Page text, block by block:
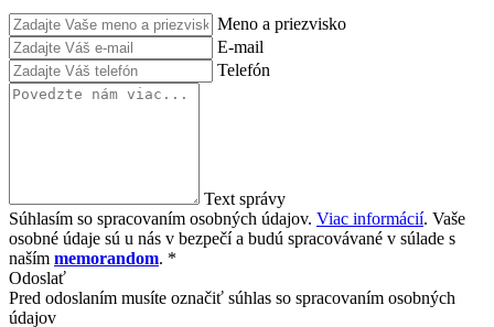
Meno a priezvisko
E-mail
Telefón
Text správy
Súhlasím so spracovaním osobných údajov. Viac informácií. Vaše
osobné údaje sú u nás v bezpečí a budú spracovávané v súlade s
naším memorandom. *
Odoslať
Pred odoslaním musíte označiť súhlas so spracovaním osobných
údajov